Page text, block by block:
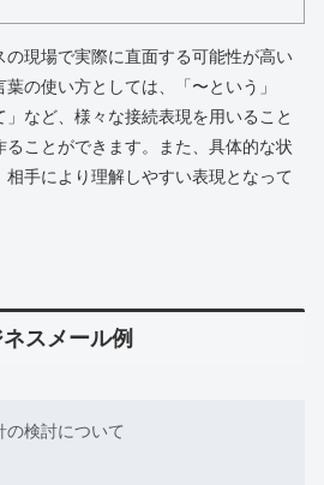
の現場で実際に直面する可能性が高い
の使い方としては、「〜という」
」など、様々な接続表現を用いること
ことができます。また、具体的な状
手により理解しやすい表現となって
ネスメール例
の検討について